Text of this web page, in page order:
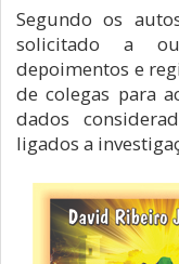
Segundo os
solicitado a
depoimentos e
de colegas para
dados
ligados a